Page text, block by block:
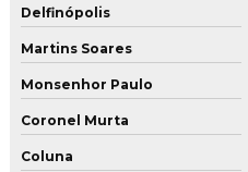
Delfinópolis
Martins Soares
Monsenhor Paulo
Coronel Murta
Coluna